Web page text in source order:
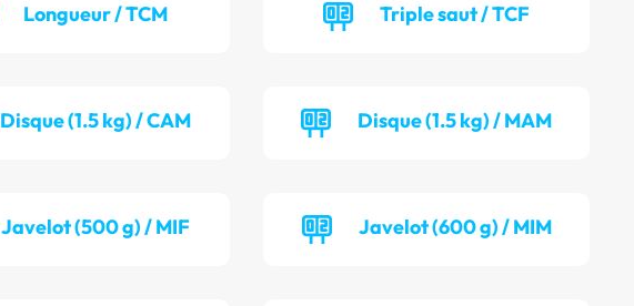
Longueur / TCM Triple saut / TCF
Disque (1.5 kg) / CAM Disque (1.5 kg) / MAM
Javelot (500 g) / MIF Javelot (600 g) / MIM